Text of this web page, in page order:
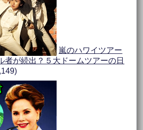
嵐のハワイツアー
者が続出？５大ドームツアーの日